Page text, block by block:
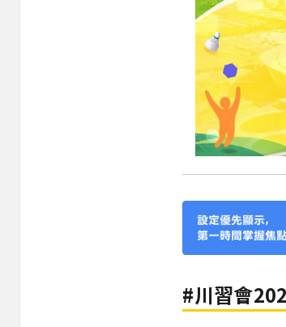
#川習會